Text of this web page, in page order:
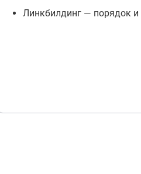
Линкбилдинг — порядок и